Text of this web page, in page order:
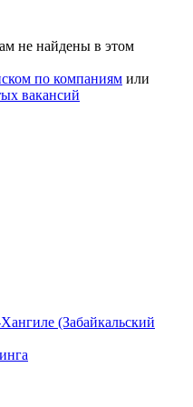
не найдены в этом
по компаниям или
вакансий
(Забайкальский